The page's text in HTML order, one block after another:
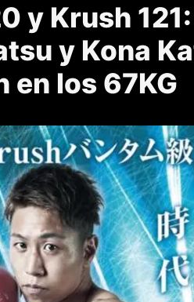
y Krush
y Kona
en los 67KG